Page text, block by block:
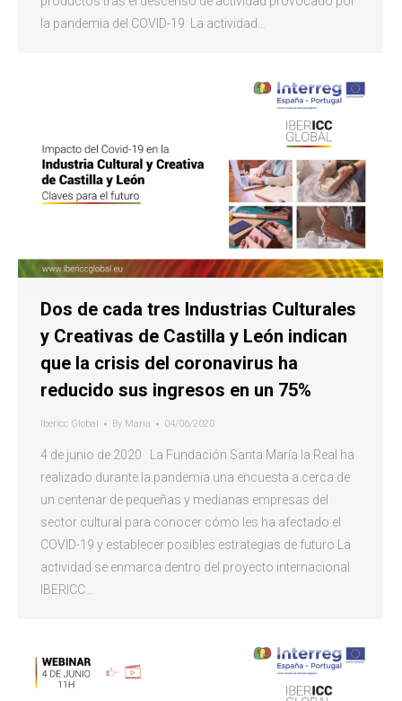
la pandemia del COVID-19 La actividad…
Dos de cada tres Industrias Culturales
y Creativas de Castilla y León indican
que la crisis del coronavirus ha
reducido sus ingresos en un 75%
Ibericc Global By Maria 04/06/2020
4 de junio de 2020 La Fundación Santa María la Real ha
realizado durante la pandemia una encuesta a cerca de
un centenar de pequeñas y medianas empresas del
sector cultural para conocer cómo les ha afectado el
COVID-19 y establecer posibles estrategias de futuro La
actividad se enmarca dentro del proyecto internacional
IBERICC…